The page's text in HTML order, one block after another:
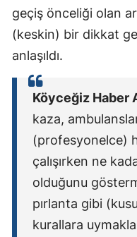
geçiş önceliği olan
(keskin) bir dikkat
anlaşıldı.
Köyceğiz Haber
kaza,
(profesyonelce)
çalışırken ne
olduğunu
pırlanta gibi
kurallara